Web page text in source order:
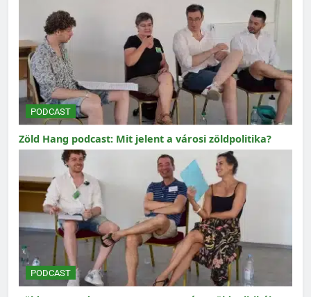
PODCAST
Zöld Hang podcast: Mit jelent a városi zöldpolitika?
PODCAST